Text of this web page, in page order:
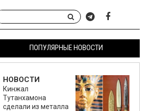
ПОПУЛЯРНЫЕ НОВОСТИ
НОВОСТИ
Кинжал
Тутанхамона
сделали из металла